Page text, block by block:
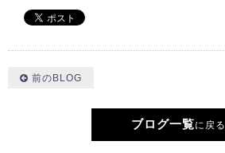
前のBLOG
ブログ一覧に戻る